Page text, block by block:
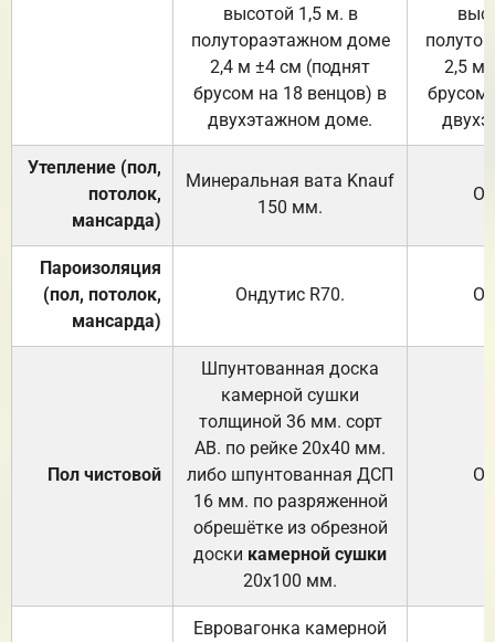
высотой 1,5 м. в
полутораэтажном доме
2,4 м ±4 см (поднят
брусом на 18 венцов) в
двухэтажном доме.
2,5 м
брусом
Утепление (пол,
потолок,
мансарда)
Минеральная вата Knauf
150 мм.
Пароизоляция
(пол, потолок,
мансарда)
Ондутис R70.
Пол чистовой
Шпунтованная доска
камерной сушки
толщиной 36 мм. сорт
АВ. по рейке 20х40 мм.
либо шпунтованная ДСП
16 мм. по разряженной
обрешётке из обрезной
доски камерной сушки
20х100 мм.
Евровагонка камерной